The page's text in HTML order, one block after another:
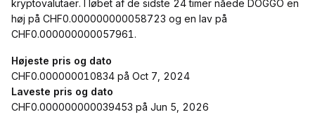
kryptovalutaer. I løbet af de sidste 24 timer nåede DOGGO en
høj på CHF0.000000000058723 og en lav på
CHF0.000000000057961.
Højeste pris og dato
CHF0.000000010834 på Oct 7, 2024
Laveste pris og dato
CHF0.000000000039453 på Jun 5, 2026